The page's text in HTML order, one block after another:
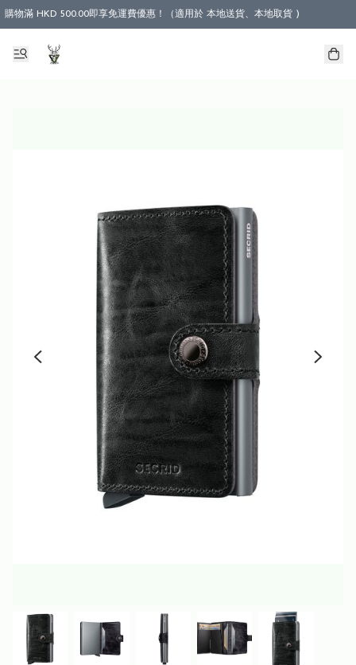
購物滿 HKD 500.00即享免運費優惠！（適用於 本地送貨、本地取貨 )